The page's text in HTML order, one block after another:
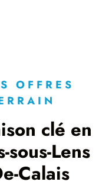
OFFRES
clé en
Lens
Calais